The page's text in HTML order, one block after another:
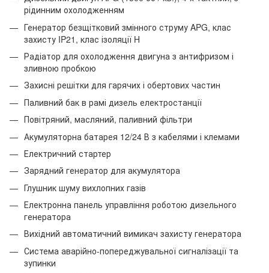
рідинним охолодженням
Генератор безщітковий змінного струму APG, клас
захисту IP21, клас ізоляції H
Радіатор для охолодження двигуна з антифризом і
зливною пробкою
Захисні решітки для гарячих і обертових частин
Паливний бак в рамі дизель електростанції
Повітряний, масляний, паливний фільтри
Акумуляторна батарея 12/24 В з кабелями і клемами
Електричний стартер
Зарядний генератор для акумулятора
Глушник шуму вихлопних газів
Електронна панель управління роботою дизельного
генератора
Вихідний автоматичний вимикач захисту генератора
Система аварійно-попереджувальної сигналізації та
зупинки